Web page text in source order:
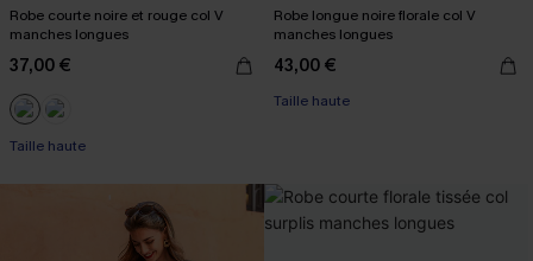
Robe courte noire et rouge col V
manches longues
37,00 €
Taille haute
Robe longue noire florale col V
manches longues
43,00 €
Taille haute